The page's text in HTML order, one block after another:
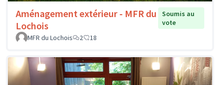
Aménagement extérieur - MFR du
Lochois
Soumis au
vote
MFR du Lochois
2 18